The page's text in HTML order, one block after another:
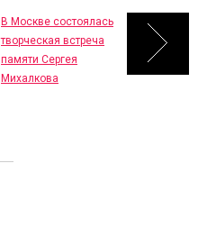
В Москве состоялась
творческая встреча
памяти Сергея
Михалкова